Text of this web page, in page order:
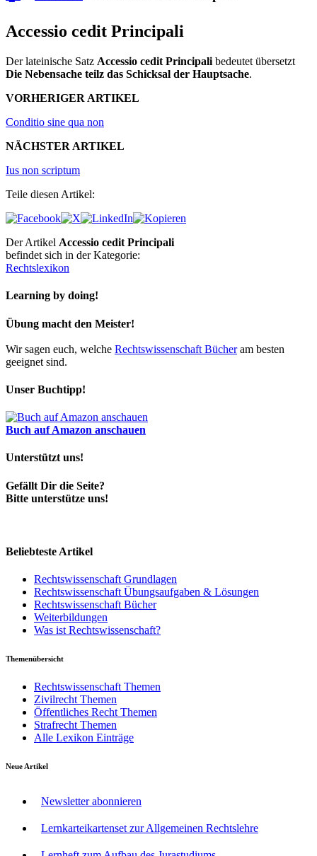
Accessio cedit Principali
Der lateinische Satz Accessio cedit Principali bedeutet übersetzt
Die Nebensache teilz das Schicksal der Hauptsache.
VORHERIGER ARTIKEL
Conditio sine qua non
NÄCHSTER ARTIKEL
Ius non scriptum
Teile diesen Artikel:
Der Artikel Accessio cedit Principali
befindet sich in der Kategorie:
Rechtslexikon
Learning by doing!
Übung macht den Meister!
Wir sagen euch, welche Rechtswissenschaft Bücheram besten
geeignet sind.
Unser Buchtipp!
Buch auf Amazon anschauen
Unterstützt uns!
Gefällt Dir die Seite?
Bitte unterstütze uns!
Beliebteste Artikel
Rechtswissenschaft Grundlagen
Rechtswissenschaft Übungsaufgaben & Lösungen
Rechtswissenschaft Bücher
Weiterbildungen
Was ist Rechtswissenschaft?
Themenübersicht
Rechtswissenschaft Themen
Zivilrecht Themen
Öffentliches Recht Themen
Strafrecht Themen
Alle Lexikon Einträge
Neue Artikel
Newsletter abonnieren
Lernkarteikartenset zur Allgemeinen Rechtslehre